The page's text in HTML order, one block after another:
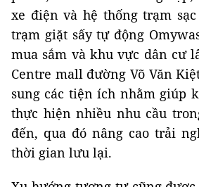
xe điện và hệ thống trạm
trạm giặt sấy tự động
mua sắm và khu vực dân cư
Centre mall đường Võ Văn
sung các tiện ích nhằm giúp
thực hiện nhiều nhu cầu
đến, qua đó nâng cao trải
thời gian lưu lại.